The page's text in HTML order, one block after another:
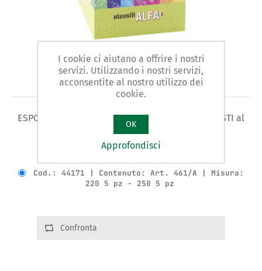
Art. 461/B - espositore
ESPOSITORE DA BANCO - TENAGLIE PER CEMENTISTI al
Cod.: 44171 | Contenuto: Art. 461/A | Misura:
220 5 pz - 250 5 pz
Confronta
I cookie ci aiutano a offrire i nostri
servizi. Utilizzando i nostri servizi,
acconsentite al nostro utilizzo dei
cookie.
OK
Approfondisci